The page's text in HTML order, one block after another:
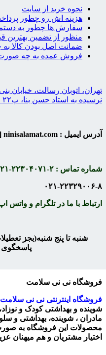
نحوه خرید از سایت
هزینه اش رو چطور
سفارش ها چطور به
منظور از تضمین بهترین
ضمانت اصل بودن کالا
فروش عمده به چه
تهران، اتوبان رسالت،
نرسیده به استاد حسن بنا، پ۲۲ فروشگاه نی نی سلامت
آدرس ایمیل : info [@] ninisalamat.com
شماره تماس : ۲-۲۲۳۰۴۰۷۱-۰۲۱
۰۲۱-۲۲۳۲۹۰۰۶-۸
ارتباط با ما در تلگرام و واتس اپ :
فروشگاه نی نی سلامت
فروشگاه اینترنتی نی نی سلامت
شوینده و بهداشتی کودک و
مادران ، شوینده، بهداشتی و
محصولات این فروشگاه به
اختیار مشتریان و هم میهنان